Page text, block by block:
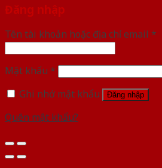
Đăng nhập
Tên tài khoản hoặc địa chỉ email *
Mật khẩu *
Ghi nhớ mật khẩu
Đăng nhập
Quên mật khẩu?